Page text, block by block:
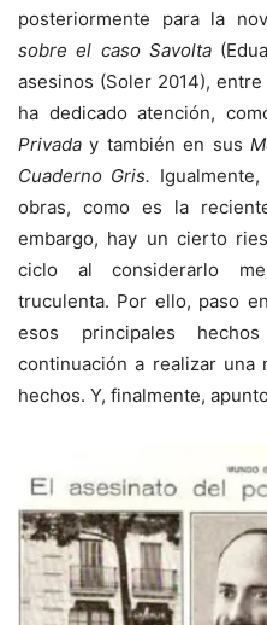
posteriormente para la
sobre el caso Savolta
asesinos (Soler 2014),
ha dedicado atención,
Privada y también en sus
Cuaderno Gris.
obras, como es la
embargo, hay un cierto
ciclo al considerarlo
truculenta. Por ello, paso
esos principales
continuación a realizar una
hechos. Y, finalmente,